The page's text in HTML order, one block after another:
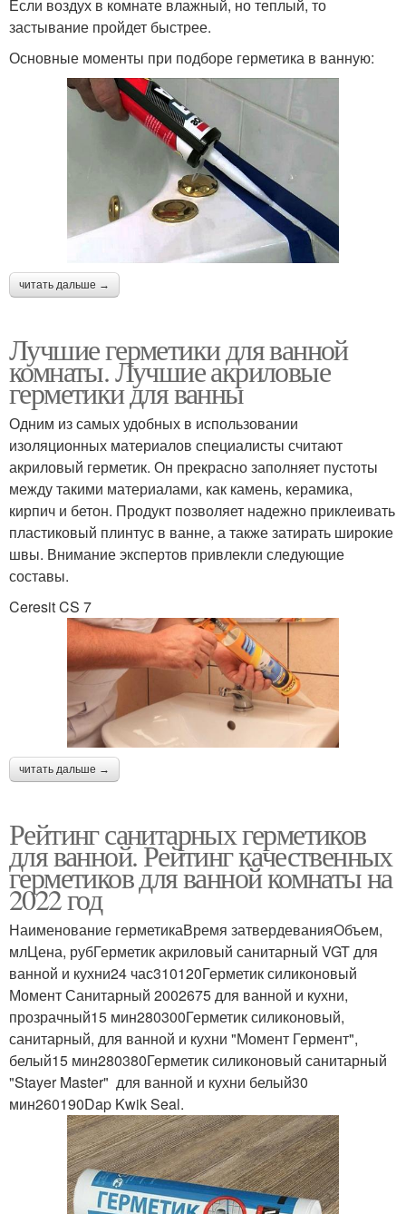
Если воздух в комнате влажный, но теплый, то
застывание пройдет быстрее.
Основные моменты при подборе герметика в ванную:
читать дальше →
Лучшие герметики для ванной
комнаты. Лучшие акриловые
герметики для ванны
Одним из самых удобных в использовании
изоляционных материалов специалисты считают
акриловый герметик. Он прекрасно заполняет пустоты
между такими материалами, как камень, керамика,
кирпич и бетон. Продукт позволяет надежно приклеивать
пластиковый плинтус в ванне, а также затирать широкие
швы. Внимание экспертов привлекли следующие
составы.
Ceresit CS 7
читать дальше →
Рейтинг санитарных герметиков
для ванной. Рейтинг качественных
герметиков для ванной комнаты на
2022 год
Наименование герметикаВремя затвердеванияОбъем,
млЦена, рубГерметик акриловый санитарный VGT для
ванной и кухни24 час310120Герметик силиконовый
Момент Санитарный 2002675 для ванной и кухни,
прозрачный15 мин280300Герметик силиконовый,
санитарный, для ванной и кухни "Момент Гермент",
белый15 мин280380Герметик силиконовый санитарный
"Stayer Master" для ванной и кухни белый30
мин260190Dap Kwik Seal.